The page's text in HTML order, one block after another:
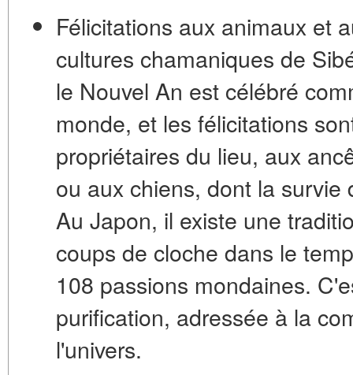
Félicitations aux animaux et
cultures chamaniques de
le Nouvel An est célébré
monde, et les félicitations
propriétaires du lieu, aux
ou aux chiens, dont la
Au Japon, il existe une
coups de cloche dans le
108 passions mondaines.
purification, adressée à la
l'univers.